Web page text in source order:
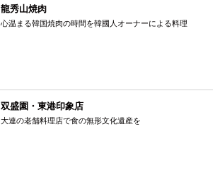
龍秀山焼肉
心温まる韓国焼肉の時間を韓國人オーナーによる料理
双盛園・東港印象店
大連の老舗料理店で食の無形文化遺産を